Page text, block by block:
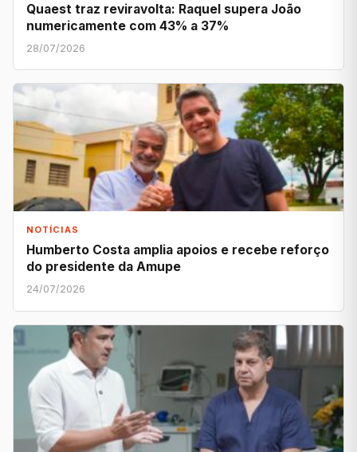
Quaest traz reviravolta: Raquel supera João
numericamente com 43% a 37%
28/07/2026
NOTÍCIAS
Humberto Costa amplia apoios e recebe reforço
do presidente da Amupe
24/07/2026